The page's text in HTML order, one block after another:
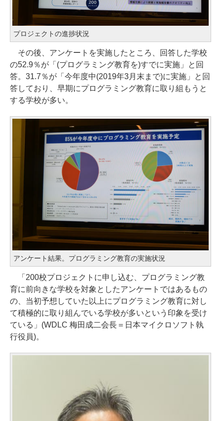
プロジェクトの進捗状況
その後、アンケートを実施したところ、回答した学校
の52.9％が「(プログラミング教育を)すでに実施」と回
答。31.7％が「今年度中(2019年3月末まで)に実施」と回
答しており、早期にプログラミング教育に取り組もうと
する学校が多い。
アンケート結果。プログラミング教育の実施状況
「200校プロジェクトに申し込む、プログラミング教
育に前向きな学校を対象としたアンケートではあるもの
の、当初予想していた以上にプログラミング教育に対し
て積極的に取り組んでいる学校が多いという印象を受け
ている」(WDLC 梅田成二会長＝日本マイクロソフト執
行役員)。